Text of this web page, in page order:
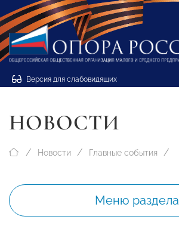
Версия для слабовидящих
НОВОСТИ
Новости Главные события
Меню раздела